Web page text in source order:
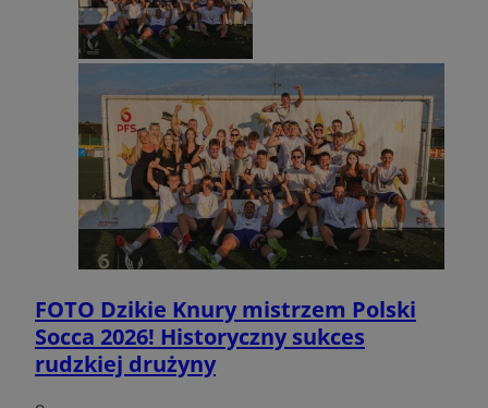
FOTO Dzikie Knury mistrzem Polski
Socca 2026! Historyczny sukces
rudzkiej drużyny